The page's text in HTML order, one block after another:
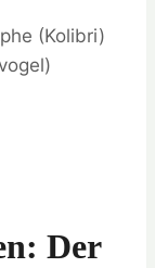
(Kolibri)
Der